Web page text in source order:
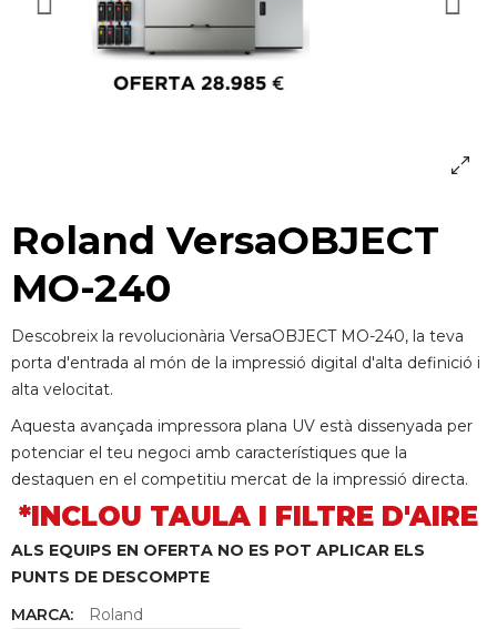
Roland VersaOBJECT
MO-240
Descobreix la revolucionària VersaOBJECT MO-240, la teva
porta d'entrada al món de la impressió digital d'alta definició i
alta velocitat.
Aquesta avançada impressora plana UV està dissenyada per
potenciar el teu negoci amb característiques que la
destaquen en el competitiu mercat de la impressió directa.
*INCLOU TAULA I FILTRE D'AIRE
ALS EQUIPS EN OFERTA NO ES POT APLICAR ELS
PUNTS DE DESCOMPTE
MARCA:
Roland